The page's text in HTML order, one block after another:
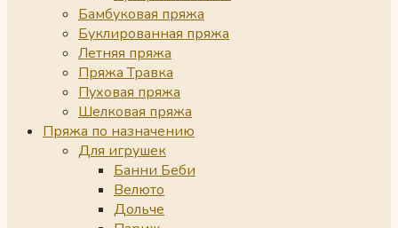
Бамбуковая пряжа
Буклированная пряжа
Летняя пряжа
Пряжа Травка
Пуховая пряжа
Шелковая пряжа
Пряжа по назначению
Для игрушек
Банни Беби
Велюто
Дольче